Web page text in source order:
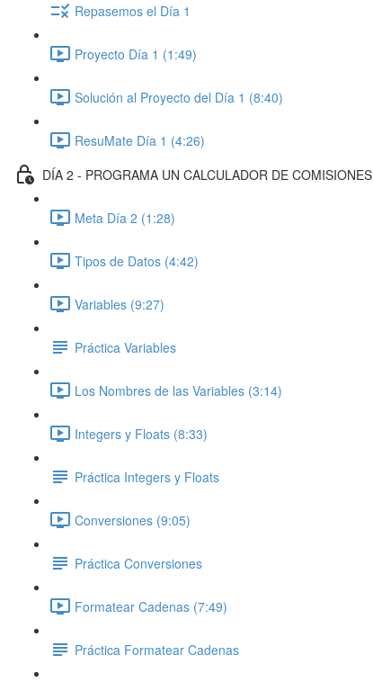
Repasemos el Día 1
Proyecto Día 1 (1:49)
Solución al Proyecto del Día 1 (8:40)
ResuMate Día 1 (4:26)
DÍA 2 - PROGRAMA UN CALCULADOR DE COMISIONES
Meta Día 2 (1:28)
Tipos de Datos (4:42)
Variables (9:27)
Práctica Variables
Los Nombres de las Variables (3:14)
Integers y Floats (8:33)
Práctica Integers y Floats
Conversiones (9:05)
Práctica Conversiones
Formatear Cadenas (7:49)
Práctica Formatear Cadenas